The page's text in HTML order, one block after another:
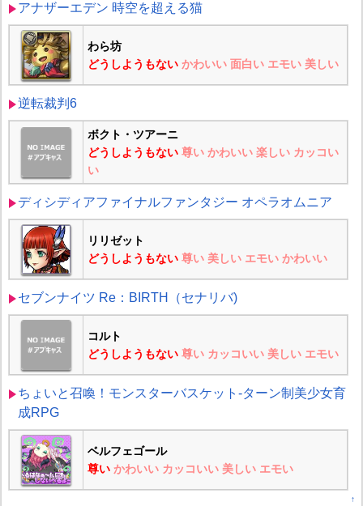
アナザーエデン 時空を超える猫
わら坊
どうしようもない かわいい 面白い エモい 美しい
逆転裁判6
ボクト・ツアーニ
どうしようもない 尊い かわいい 楽しい カッコい
い
ディシディアファイナルファンタジー オペラオムニア
リリゼット
どうしようもない 尊い 美しい エモい かわいい
セブンナイツ Re：BIRTH（セナリバ)
コルト
どうしようもない 尊い カッコいい 美しい エモい
ちょいと召喚！モンスターバスケット-ターン制美少女育
成RPG
ベルフェゴール
尊い かわいい カッコいい 美しい エモい
↑